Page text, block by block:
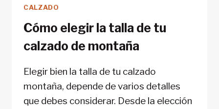
CALZADO
Cómo elegir la talla de tu
calzado de montaña
Elegir bien la talla de tu calzado
montaña, depende de varios detalles
que debes considerar. Desde la elección